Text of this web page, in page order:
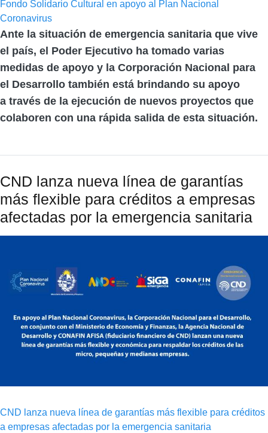
Fondo Solidario Cultural en apoyo al Plan Nacional
Coronavirus
Ante la situación de emergencia sanitaria que vive
el país, el Poder Ejecutivo ha tomado varias
medidas de apoyo y la Corporación Nacional para
el Desarrollo también está brindando su apoyo
a través de la ejecución de nuevos proyectos que
colaboren con una rápida salida de esta situación.
CND lanza nueva línea de garantías
más flexible para créditos a empresas
afectadas por la emergencia sanitaria
CND lanza nueva línea de garantías más flexible para créditos
a empresas afectadas por la emergencia sanitaria